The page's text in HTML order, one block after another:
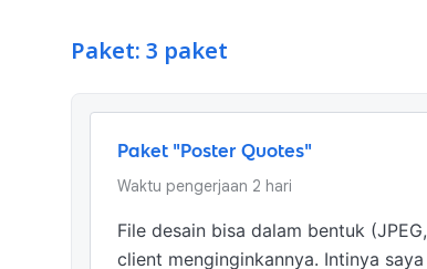
Paket: 3 paket
Paket "Poster Quotes"
Waktu pengerjaan 2 hari
File desain bisa dalam bentuk
client menginginkannya. Intinya